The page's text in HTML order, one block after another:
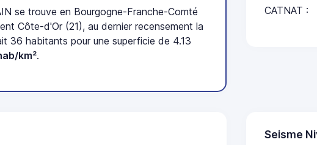
se trouve en Bourgogne-Franche-Comté
Côte-d'Or (21), au dernier recensement la
36 habitants pour une superficie de 4.13
km².
CATNAT :
Seisme